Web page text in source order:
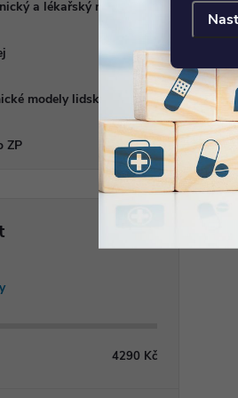
a lékařský nábytek
modely lidského těla
ZP
4290 Kč